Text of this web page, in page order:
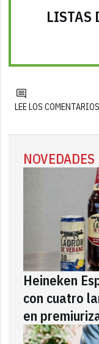
LISTAS
LEE LOS
Heineken
con cuatro
en